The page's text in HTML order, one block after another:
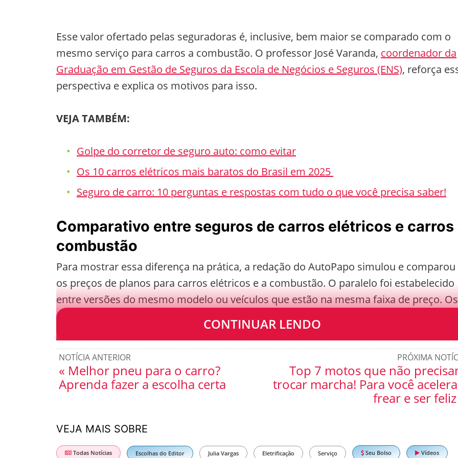
Esse valor ofertado pelas seguradoras é, inclusive, bem maior se comparado com o
mesmo serviço para carros a combustão. O professor José Varanda, coordenador da
Graduação em Gestão de Seguros da Escola de Negócios e Seguros (ENS), reforça
perspectiva e explica os motivos para isso.
VEJA TAMBÉM:
Golpe do corretor de seguro auto: como evitar
Os 10 carros elétricos mais baratos do Brasil em 2025
Seguro de carro: 10 perguntas e respostas com tudo o que você precisa saber!
Comparativo entre seguros de carros elétricos e carros
combustão
Para mostrar essa diferença na prática, a redação do AutoPapo simulou e comparou
os preços de planos para carros elétricos e a combustão. O paralelo foi estabelecido
entre versões do mesmo modelo ou veículos que estão na mesma faixa de preço. Os
serviços foram simulados no site da seguradora Porto Seguro.
CONTINUAR LENDO
PRÓXIMA
Top 7 motos que não
trocar marcha! Para você
frear e ser feliz
NOTÍCIA ANTERIOR
« Melhor pneu para o carro?
Aprenda fazer a escolha certa
VEJA MAIS SOBRE
Todas Notícias Escolhas do Editor Julia Vargas Eletrificação Serviço Seu Bolso Vídeos